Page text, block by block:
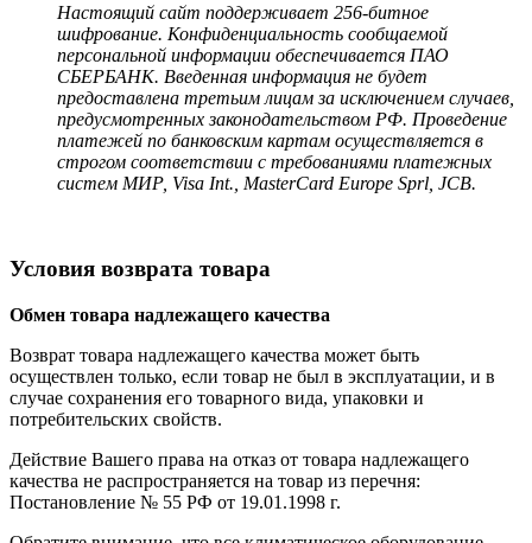
Настоящий сайт поддерживает 256-битное
шифрование. Конфиденциальность сообщаемой
персональной информации обеспечивается ПАО
СБЕРБАНК. Введенная информация не будет
предоставлена третьим лицам за исключением случаев,
предусмотренных законодательством РФ. Проведение
платежей по банковским картам осуществляется в
строгом соответствии с требованиями платежных
систем МИР, Visa Int., MasterCard Europe Sprl, JCB.
Условия возврата товара
Обмен товара надлежащего качества
Возврат товара надлежащего качества может быть
осуществлен только, если товар не был в эксплуатации, и в
случае сохранения его товарного вида, упаковки и
потребительских свойств.
Действие Вашего права на отказ от товара надлежащего
качества не распространяется на товар из перечня:
Постановление № 55 РФ от 19.01.1998 г.